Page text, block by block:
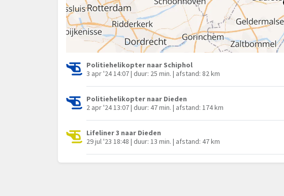
Politiehelikopter naar Schiphol
3 apr '24 14:07 | duur: 25 min. | afstand: 82 km
Politiehelikopter naar Dieden
2 apr '24 13:07 | duur: 47 min. | afstand: 174 km
Lifeliner 3 naar Dieden
29 jul '23 18:48 | duur: 13 min. | afstand: 47 km